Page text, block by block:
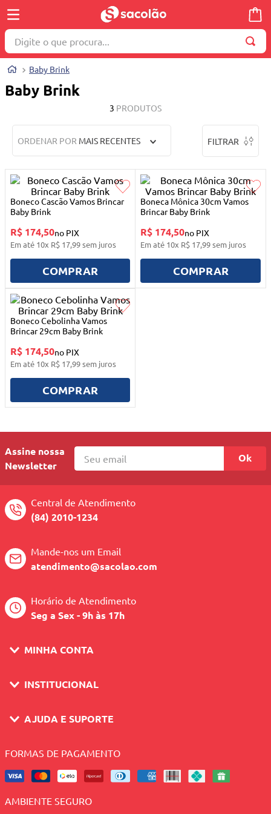
Digite o que procura...
Baby Brink
Baby Brink
3 PRODUTOS
ORDENAR POR MAIS RECENTES FILTRAR
Boneco Cascão Vamos Brincar
Baby Brink
R$ 174,50no PIX
Em até 10x R$ 17,99sem juros
COMPRAR
Boneca Mônica 30cm Vamos
Brincar Baby Brink
R$ 174,50no PIX
Em até 10x R$ 17,99sem juros
COMPRAR
Boneco Cebolinha Vamos
Brincar 29cm Baby Brink
R$ 174,50no PIX
Em até 10x R$ 17,99sem juros
COMPRAR
Assine nossa
Newsletter
Ok
Central de Atendimento
(84) 2010-1234
Mande-nos um Email
atendimento@sacolao.com
Horário de Atendimento
Seg a Sex - 9h às 17h
MINHA CONTA
INSTITUCIONAL
AJUDA E SUPORTE
FORMAS DE PAGAMENTO
AMBIENTE SEGURO
2º
brinquedo
3º
máquina costura
5º
toalha
6º
carrinho reversível
7º
truss
8º
quadriciclo
mesa dobrável notebook